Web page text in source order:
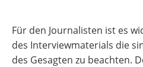
Für den Journalisten ist es
des Interviewmaterials die
des Gesagten zu beachten.